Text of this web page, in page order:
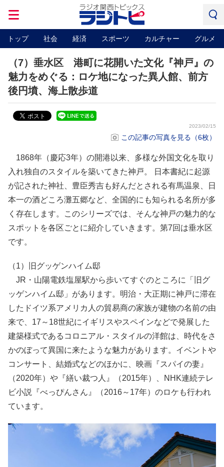
トップ 社会 経済 スポーツ カルチャー グルメ
（7）垂水区 港町に花開いた文化『神戸』の
魅力をめぐる：ロケ地になった異人館、前方
後円墳、海上散歩道
2023/02/15
この記事の写真を見る（6枚）
1868年（慶応3年）の開港以来、多様な外国文化を取り
入れ独自のスタイルを築いてきた神戸。 日本書紀に起源
が記された神社、豊臣秀吉も好んだとされる有馬温泉、日
本一の酒どころ灘五郷など、全国的にも知られる名所が多
く存在します。このシリーズでは、そんな神戸の魅力的な
スポットを各区ごとに紹介していきます。第7回は垂水区
です。
（1）旧グッゲンハイム邸
JR・山陽電鉄塩屋駅から歩いてすぐのところに「旧グ
ッゲンハイム邸」があります。明治・大正期に神戸に滞在
したドイツ系アメリカ人の貿易商の家族が建物の名前の由
来で、17～18世紀にイギリスやスペインなどで発展した
建築様式であるコロニアル・スタイルの洋館は、時代をさ
かのぼって異国に来たような魅力があります。イベントや
コンサート、結婚式などのほかに、映画『スパイの妻』
（2020年）や『繕い裁つ人』（2015年）、NHK連続テレ
ビ小説『べっぴんさん』（2016～17年）のロケも行われ
ています。